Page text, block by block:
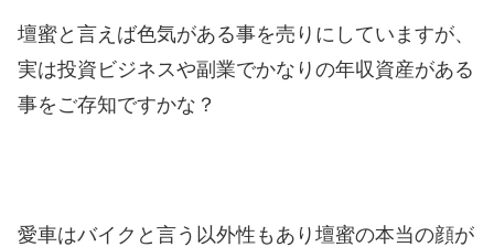
壇蜜と言えば色気がある事を売りにしていますが、
実は投資ビジネスや副業でかなりの年収資産がある
事をご存知ですかな？
愛車はバイクと言う以外性もあり壇蜜の本当の顔が